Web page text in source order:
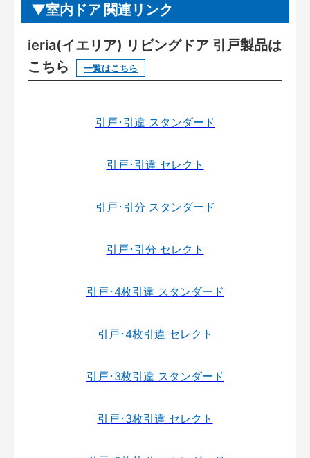
室内ドア 関連リンク
ieria(イエリア) リビングドア 引戸製品は
こちら
一覧はこちら
引戸･引違 スタンダード
引戸･引違 セレクト
引戸･引分 スタンダード
引戸･引分 セレクト
引戸･4枚引違 スタンダード
引戸･4枚引違 セレクト
引戸･3枚引違 スタンダード
引戸･3枚引違 セレクト